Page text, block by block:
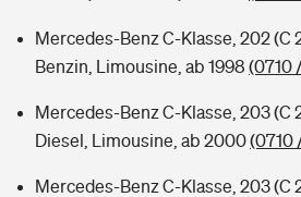
Mercedes-Benz C-Klasse, 202 (C
Benzin, Limousine, ab 1998 (0710
Mercedes-Benz C-Klasse, 203 (C
Diesel, Limousine, ab 2000(0710
Mercedes-Benz C-Klasse, 203 (C